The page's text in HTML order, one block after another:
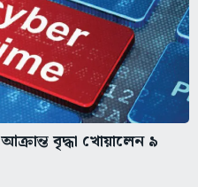
বৃদ্ধা খোয়ালেন ৯